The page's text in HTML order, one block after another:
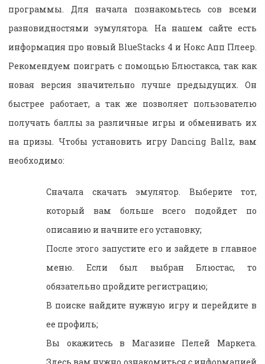
программы. Для начала познакомьтесь сов всеми
разновидностями эумулятора. На нашем сайте есть
информация про новый BlueStacks 4 и Нокс Апп Плеер.
Рекомендуем поиграть с помощью Блюстакса, так как
новая версия значительно лучше предыдущих. Он
быстрее работает, а так же позволяет пользователю
получать баллы за различные игры и обменивать их
на призы. Чтобы установить игру Dancing Ballz, вам
необходимо:
Сначала скачать эмулятор. Выберите тот,
который вам больше всего подойдет по
описанию и начните его установку;
После этого запустите его и зайдете в главное
меню. Если был выбран Блюстас, то
обязательно пройдите регистрацию;
В поиске найдите нужную игру и перейдите в
ее профиль;
Вы окажитесь в Магазине Пелей Маркета.